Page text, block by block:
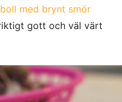
med brynt smör
gott och väl värt